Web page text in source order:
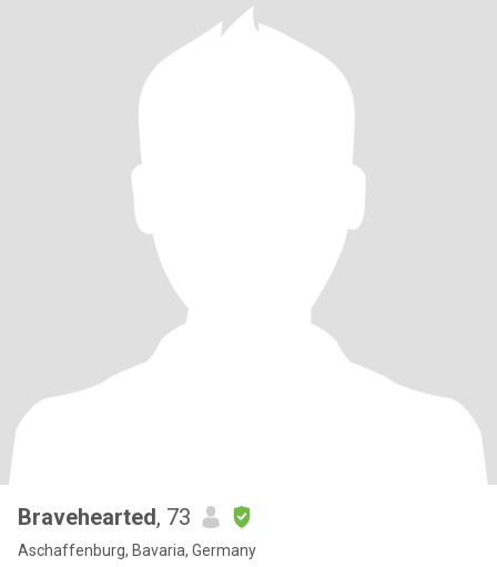
Bravehearted, 73
Aschaffenburg, Bavaria, Germany